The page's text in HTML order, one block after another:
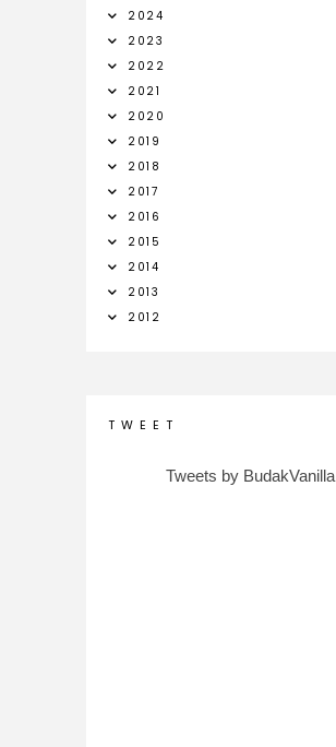
2024
2023
2022
2021
2020
2019
2018
2017
2016
2015
2014
2013
2012
T W E E T
Tweets by BudakVanilla